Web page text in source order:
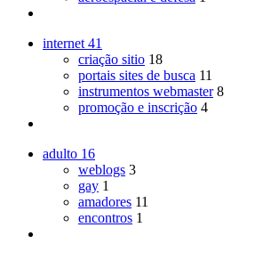
internet 41
criação sitio 18
portais sites de busca 11
instrumentos webmaster 8
promoção e inscrição 4
adulto 16
weblogs 3
gay 1
amadores 11
encontros 1